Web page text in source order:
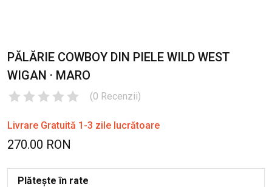
PĂLĂRIE COWBOY DIN PIELE WILD WEST
WIGAN · MARO
(0 Recenzii)
Livrare Gratuită 1-3 zile lucrătoare
270.00 RON
Plătește în rate